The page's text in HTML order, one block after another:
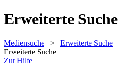
Erweiterte Suche
Mediensuche > Erweiterte Suche
Erweiterte Suche
Zur Hilfe